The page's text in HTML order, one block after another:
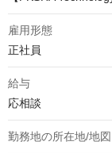
雇用形態
正社員
給与
応相談
勤務地の所在地/地図